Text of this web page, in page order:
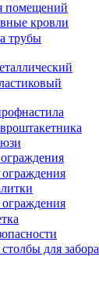
помещений
кровли
трубы
для забора